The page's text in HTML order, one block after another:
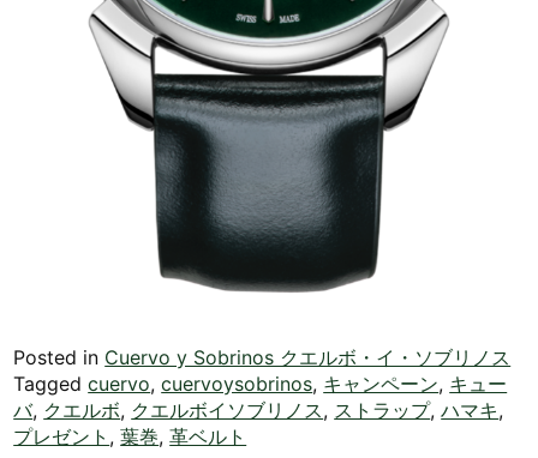
Posted in Cuervo y Sobrinos クエルボ・イ・ソブリノス
Taggedcuervo,cuervoysobrinos, キャンペーン, キュー
バ, クエルボ, クエルボイソブリノス, ストラップ,ハマキ,
プレゼント ,葉巻,革ベルト